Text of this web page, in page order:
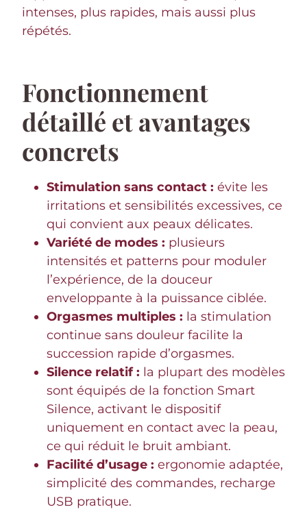
intenses, plus rapides, mais aussi plus
répétés.
Fonctionnement
détaillé et avantages
concrets
Stimulation sans contact : évite les
irritations et sensibilités excessives, ce
qui convient aux peaux délicates.
Variété de modes : plusieurs
intensités et patterns pour moduler
l’expérience, de la douceur
enveloppante à la puissance ciblée.
Orgasmes multiples : la stimulation
continue sans douleur facilite la
succession rapide d’orgasmes.
Silence relatif : la plupart des modèles
sont équipés de la fonction Smart
Silence, activant le dispositif
uniquement en contact avec la peau,
ce qui réduit le bruit ambiant.
Facilité d’usage : ergonomie adaptée,
simplicité des commandes, recharge
USB pratique.